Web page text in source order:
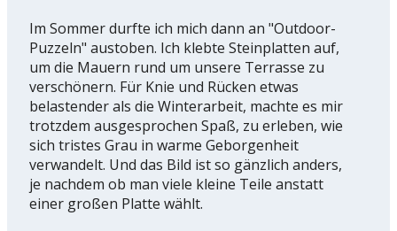
Im Sommer durfte ich mich dann an "Outdoor-
Puzzeln" austoben. Ich klebte Steinplatten auf,
um die Mauern rund um unsere Terrasse zu
verschönern. Für Knie und Rücken etwas
belastender als die Winterarbeit, machte es mir
trotzdem ausgesprochen Spaß, zu erleben, wie
sich tristes Grau in warme Geborgenheit
verwandelt. Und das Bild ist so gänzlich anders,
je nachdem ob man viele kleine Teile anstatt
einer großen Platte wählt.